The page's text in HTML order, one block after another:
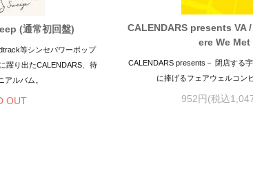
(通常初回盤)
等シンセパワーポップ
躍り出たCALENDARS、待
アルバム。
OUT
CALENDARS presents VA
ere We Met
CALENDARS presents－ 閉店する
に捧げるフェアウェルコン
952円(税込